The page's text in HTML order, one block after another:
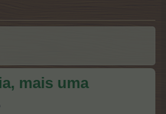
mais uma